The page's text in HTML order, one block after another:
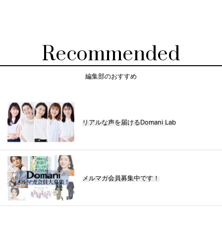
Recommended
編集部のおすすめ
リアルな声を届けるDomani Lab
メルマガ会員募集中です！